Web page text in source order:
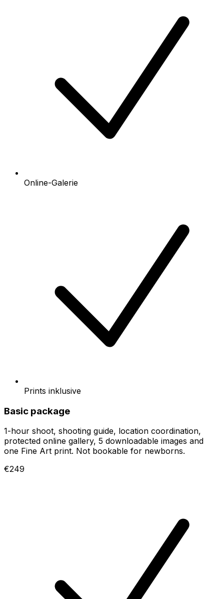
Online-Galerie
Prints inklusive
Basic package
1-hour shoot, shooting guide, location coordination,
protected online gallery, 5 downloadable images and
one Fine Art print. Not bookable for newborns.
€249